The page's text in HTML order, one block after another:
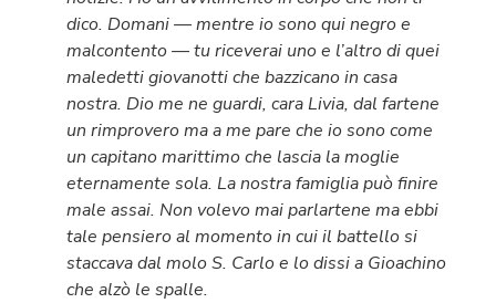
dico. Domani — mentre io sono qui negro e
malcontento — tu riceverai uno e l’altro di quei
maledetti giovanotti che bazzicano in casa
nostra. Dio me ne guardi, cara Livia, dal fartene
un rimprovero ma a me pare che io sono come
un capitano marittimo che lascia la moglie
eternamente sola. La nostra famiglia può finire
male assai. Non volevo mai parlartene ma ebbi
tale pensiero al momento in cui il battello si
staccava dal molo S. Carlo e lo dissi a Gioachino
che alzò le spalle.